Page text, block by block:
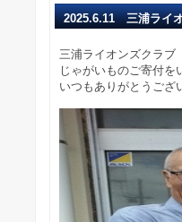
2025.6.11 三浦ライ
三浦ライオンズクラ
じゃがいものご寄付を
いつもありがとうござ